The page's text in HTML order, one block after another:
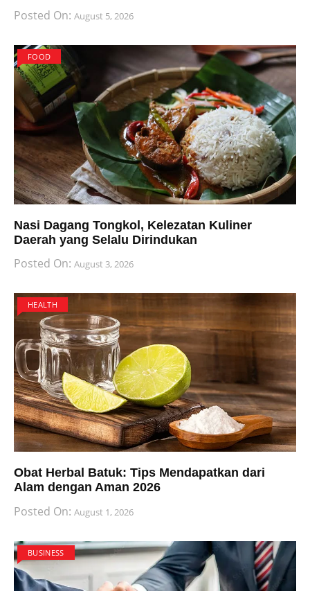
Posted On: August 5, 2026
FOOD
Nasi Dagang Tongkol, Kelezatan Kuliner
Daerah yang Selalu Dirindukan
Posted On: August 3, 2026
HEALTH
Obat Herbal Batuk: Tips Mendapatkan dari
Alam dengan Aman 2026
Posted On: August 1, 2026
BUSINESS